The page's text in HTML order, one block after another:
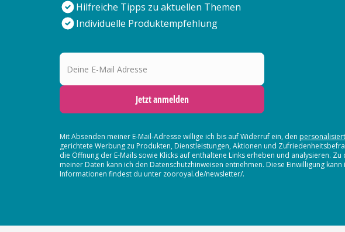
Hilfreiche Tipps zu aktuellen Themen
Individuelle Produktempfehlung
Deine E-Mail Adresse
Jetzt anmelden
Mit Absenden meiner E-Mail-Adresse willige ich bis auf Widerruf ein, den
gerichtete Werbung zu Produkten, Dienstleistungen, Aktionen und
die Öffnung der E-Mails sowie Klicks auf enthaltene Links erheben und analysieren.
meiner Daten kann ich den Datenschutzhinweisen entnehmen. Diese Einwilligung
Informationen findest du unter zooroyal.de/newsletter/.